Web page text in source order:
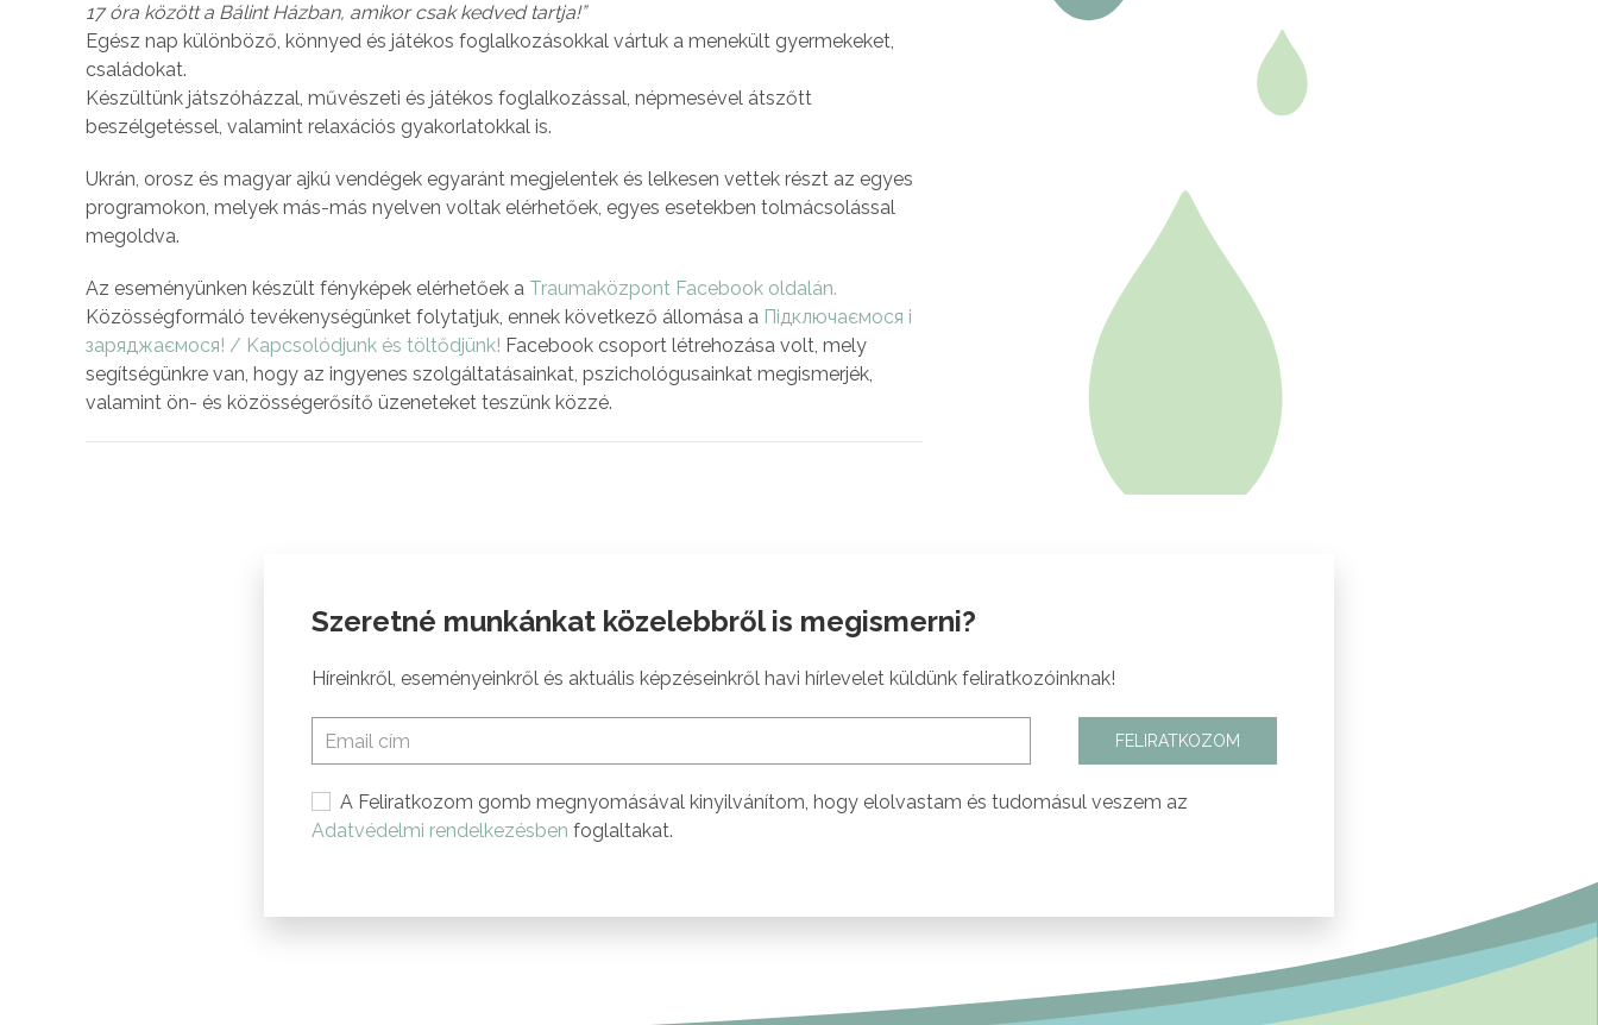
17 óra között a Bálint Házban, amikor csak kedved tartja!”
Egész nap különböző, könnyed és játékos foglalkozásokkal vártuk a menekült gyermekeket,
családokat.
Készültünk játszóházzal, művészeti és játékos foglalkozással, népmesével átszőtt
beszélgetéssel, valamint relaxációs gyakorlatokkal is.
Ukrán, orosz és magyar ajkú vendégek egyaránt megjelentek és lelkesen vettek részt az egyes
programokon, melyek más-más nyelven voltak elérhetőek, egyes esetekben tolmácsolással
megoldva.
Az eseményünken készült fényképek elérhetőek a Traumaközpont Facebook oldalán.
Közösségformáló tevékenységünket folytatjuk, ennek következő állomása a Підключаємоcя і
заряджаємося! / Kapcsolódjunk és töltődjünk! Facebook csoport létrehozása volt, mely
segítségünkre van, hogy az ingyenes szolgáltatásainkat, pszichológusainkat megismerjék,
valamint ön- és közösségerősítő üzeneteket teszünk közzé.
Szeretné munkánkat közelebbről is megismerni?
Híreinkről, eseményeinkről és aktuális képzéseinkről havi hírlevelet küldünk feliratkozóinknak!
FELIRATKOZOM
A Feliratkozom gomb megnyomásával kinyilvánítom, hogy elolvastam és tudomásul veszem az
Adatvédelmi rendelkezésben foglaltakat.